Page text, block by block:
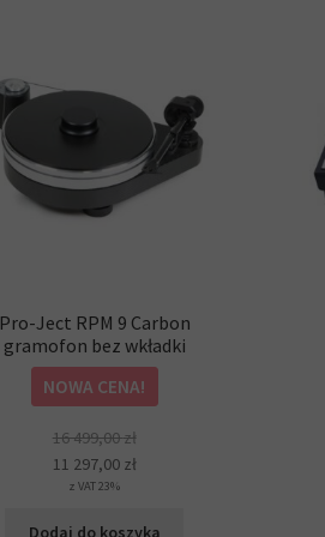
Pro-Ject RPM 9 Carbon
gramofon bez wkładki
NOWA CENA!
16 499,00zł
Pierwotna
cena
wynosiła:
11 297,00 zł
Aktualna
cena
wynosi:
z VAT 23%
Dodaj do koszyka